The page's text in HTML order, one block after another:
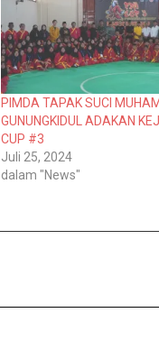
PIMDA TAPAK SUCI
GUNUNGKIDUL ADAKAN
CUP #3
Juli 25, 2024
dalam "News"